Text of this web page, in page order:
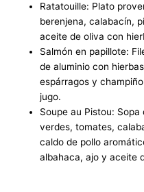
Ratatouille: Plato
berenjena, calabacín,
aceite de oliva con
Salmón en papillote:
de aluminio con
espárragos y
jugo.
Soupe au Pistou:
verdes, tomates,
caldo de pollo
albahaca, ajo y aceite